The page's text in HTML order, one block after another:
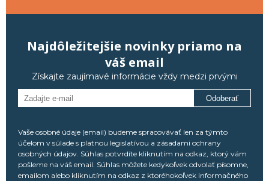
Najdôležitejšie novinky priamo na
váš email
Získajte zaujímavé informácie vždy medzi prvými
Odoberať
Vaše osobné údaje (email) budeme spracovávať len za týmto
účelom v súlade s platnou legislatívou a zásadami ochrany
osobných údajov. Súhlas potvrdíte kliknutím na odkaz, ktorý vám
pošleme na váš email. Súhlas môžete kedykoľvek odvolať písomne,
emailom alebo kliknutím na odkaz z ktoréhokoľvek informačného